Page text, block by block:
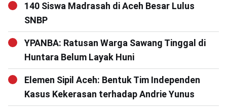
140 Siswa Madrasah di Aceh Besar Lulus
SNBP
YPANBA: Ratusan Warga Sawang Tinggal di
Huntara Belum Layak Huni
Elemen Sipil Aceh: Bentuk Tim Independen
Kasus Kekerasan terhadap Andrie Yunus